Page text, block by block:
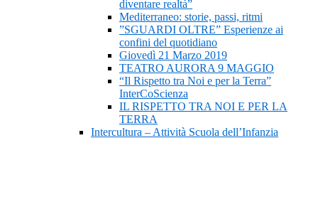
diventare realtà”
Mediterraneo: storie, passi, ritmi
”SGUARDI OLTRE” Esperienze ai
confini del quotidiano
Giovedì 21 Marzo 2019
TEATRO AURORA 9 MAGGIO
“Il Rispetto tra Noi e per la Terra”
InterCoScienza
IL RISPETTO TRA NOI E PER LA
TERRA
Intercultura – Attività Scuola dell’Infanzia